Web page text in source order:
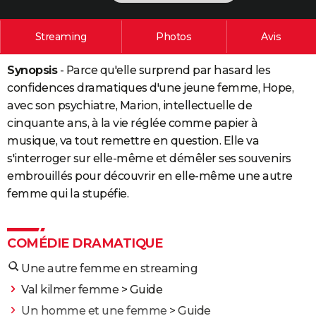
PHOTO
GUIDES D'ACHAT
BONS PLANS
CARTE DE VOEUX
Carte de Noël
Carte Bonne année
Carte Saint-Valentin
Carte Pâques
Carte d'anniversaire
DICTIONNAIRE
Dictionnaire
Biographies
Citations
Expressions
Proverbes
PROGRAMME TV
COPAINS D'AVANT
FORUM
Bricolage
Lifestyle
Culture
Sport
Auto
Television
Voyage
Cinema
Streaming Photos Avis
Synopsis- Parce qu'elle surprend par hasard les
confidences dramatiques d'une jeune femme, Hope,
avec son psychiatre, Marion, intellectuelle de
cinquante ans, à la vie réglée comme papier à
musique, va tout remettre en question. Elle va
s'interroger sur elle-même et démêler ses souvenirs
embrouillés pour découvrir en elle-même une autre
femme qui la stupéfie.
COMÉDIE DRAMATIQUE
Une autre femme en streaming
Val kilmer femme > Guide
Un homme et une femme > Guide